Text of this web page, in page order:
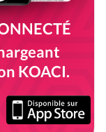
KOACI.